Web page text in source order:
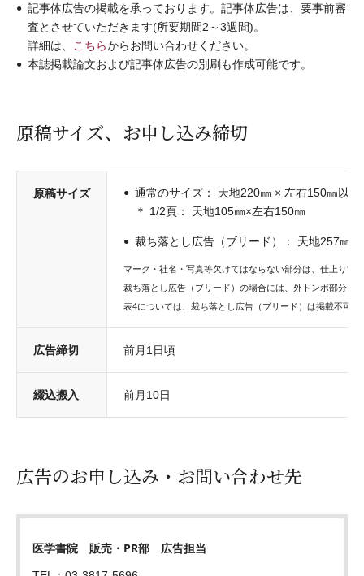
記事体広告の掲載を承っております。記事体広告は、要事前審
査とさせていただきます(所要期間2～3週間)。
詳細は、
こちらからお問い合わせください。
本誌掲載論文および記事体広告の別刷も作成可能です。
原稿サイズ、お申し込み締切
原稿サイズ
通常のサイズ： 天地220㎜ × 左右150㎜以内
1/2頁： 天地105㎜×左右150㎜
裁ち落とし広告（ブリード）： 天地257㎜
マーク・社名・写真等欠けてはならない部分は、仕上り寸
裁ち落とし広告（ブリード）の場合には、外トンボ部分ま
表4については、裁ち落とし広告（ブリード）は掲載不可
広告締切 前月1日頃
綴込搬入 前月10日
広告のお申し込み・お問い合わせ先
医学書院 販売・PR部 広告担当